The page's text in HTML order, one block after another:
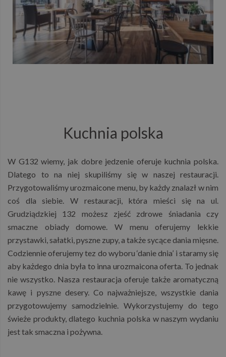
Kuchnia polska
W G132 wiemy, jak dobre jedzenie oferuje kuchnia polska.
Dlatego to na niej skupiliśmy się w naszej restauracji.
Przygotowaliśmy urozmaicone menu, by każdy znalazł w nim
coś dla siebie. W restauracji, która mieści się na ul.
Grudziądzkiej 132 możesz zjeść zdrowe śniadania czy
smaczne obiady domowe. W menu oferujemy lekkie
przystawki, sałatki, pyszne zupy, a także sycące dania mięsne.
Codziennie oferujemy tez do wyboru ‘danie dnia’ i staramy się
aby każdego dnia była to inna urozmaicona oferta. To jednak
nie wszystko. Nasza restauracja oferuje także aromatyczną
kawę i pyszne desery. Co najważniejsze, wszystkie dania
przygotowujemy samodzielnie. Wykorzystujemy do tego
świeże produkty, dlatego kuchnia polska w naszym wydaniu
jest tak smaczna i pożywna.